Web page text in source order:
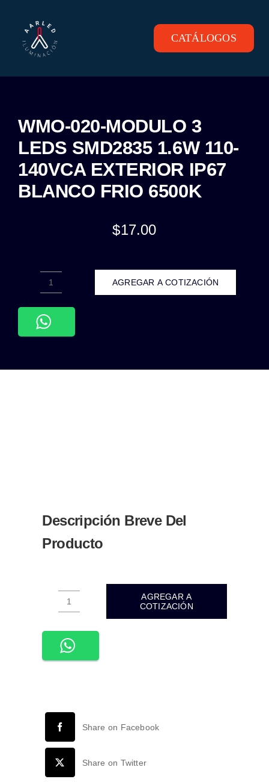
content
INICIO
CONTACTO
CATÁLOGOS
WMO-020-MODULO 3
LEDS SMD2835 1.6W 110-
140VCA EXTERIOR IP67
BLANCO FRIO 6500K
$17.00
MODULO
3
AGREGAR A COTIZACIÓN
Descripción Breve Del
Producto
MODULO
3
110-
140VCA
EXTERIOR
IP67
BLANCO
AGREGAR A
COTIZACIÓN
Share on Facebook
Share on Twitter